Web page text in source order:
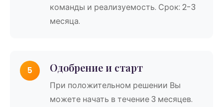
команды и реализуемость. Срок: 2-3
месяца.
5 Одобрение и старт
При положительном решении Вы
можете начать в течение 3 месяцев.